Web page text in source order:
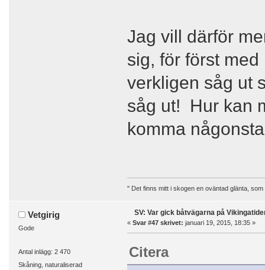
Jag vill därför
sig, för först
verkligen såg ut
såg ut! Hur kan
komma
" Det finns mitt i skogen en oväntad glänta,
Vetgirig
Gode
Antal inlägg: 2 470
Skåning, naturaliserad
SV: Var gick båtvägarna på
« Svar #47 skrivet: januari 19, 2015, 18:35 »
Citera